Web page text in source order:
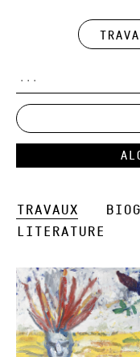
Travaux
Literature